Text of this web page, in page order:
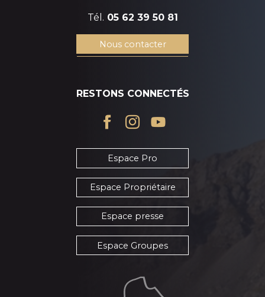
Tél. 05 62 39 50 81
Nous contacter
RESTONS CONNECTÉS
Espace Pro
Espace Propriétaire
Espace presse
Espace Groupes